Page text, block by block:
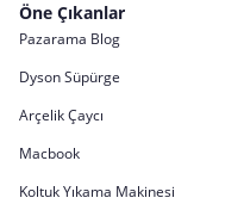
Öne Çıkanlar
Pazarama Blog
Dyson Süpürge
Arçelik Çaycı
Macbook
Koltuk Yıkama Makinesi